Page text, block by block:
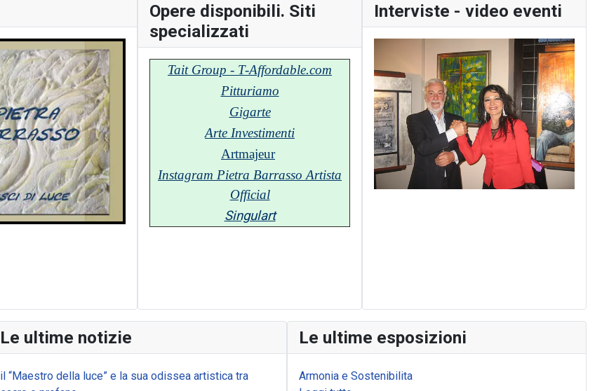
Opere disponibili. Siti
specializzati
Tait Group - T-Affordable.com
Pitturiamo
Gigarte
Arte Investimenti
Artmajeur
Instagram Pietra Barrasso Artista
Official
Singulart
Interviste - video eventi
Le ultime notizie
il “Maestro della luce” e la sua odissea artistica tra
Le ultime esposizioni
Armonia e Sostenibilita